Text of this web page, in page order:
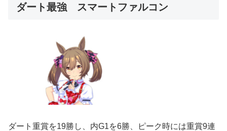
ダート最強 スマートファルコン
ダート重賞を19勝し、内G1を6勝、ピーク時には重賞9連